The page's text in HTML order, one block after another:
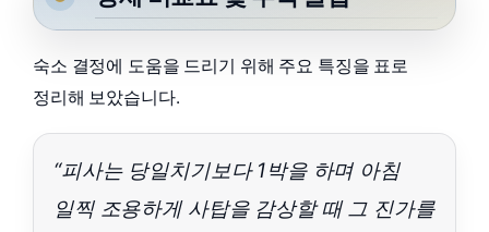
숙소 결정에 도움을 드리기 위해 주요 특징을 표로
정리해 보았습니다.
“피사는 당일치기보다 1박을 하며 아침
일찍 조용하게 사탑을 감상할 때 그 진가를